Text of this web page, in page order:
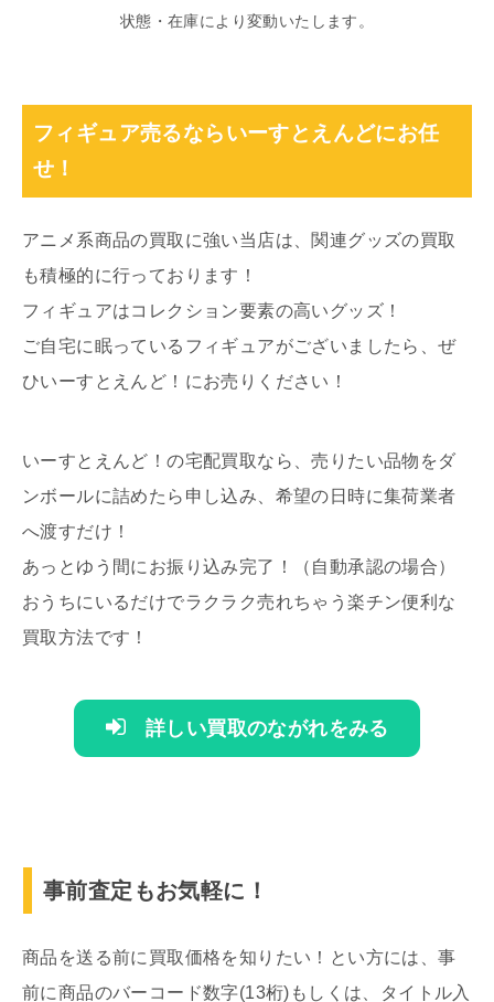
状態・在庫により変動いたします。
フィギュア売るならいーすとえんどにお任
せ！
アニメ系商品の買取に強い当店は、関連グッズの買取
も積極的に行っております！
フィギュアはコレクション要素の高いグッズ！
ご自宅に眠っているフィギュアがございましたら、ぜ
ひいーすとえんど！にお売りください！
いーすとえんど！の宅配買取なら、売りたい品物をダ
ンボールに詰めたら申し込み、希望の日時に集荷業者
へ渡すだけ！
あっとゆう間にお振り込み完了！（自動承認の場合）
おうちにいるだけでラクラク売れちゃう楽チン便利な
買取方法です！
詳しい買取のながれをみる
事前査定もお気軽に！
商品を送る前に買取価格を知りたい！とい方には、事
前に商品のバーコード数字(13桁)もしくは、タイトル入